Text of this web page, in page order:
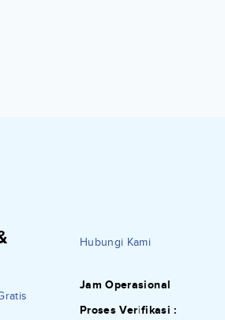
Hubungi Kami
Jam Operasional
Proses Verifikasi :